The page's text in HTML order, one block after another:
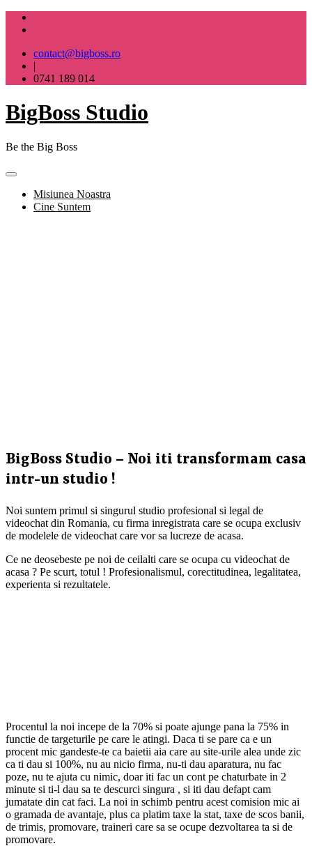
Skip
contact@bigboss.ro
|
0741 189 014
BigBoss Studio
Be the Big Boss
Misiunea Noastra
Cine Suntem
BigBoss Studio – Noi iti transformam casa
intr-un studio !
Noi suntem primul si singurul studio profesional si legal de
videochat din Romania, cu firma inregistrata care se ocupa exclusiv
de modelele de videochat care vor sa lucreze de acasa.
Ce ne deosebeste pe noi de ceilalti care se ocupa cu videochat de
acasa ? Pe scurt, totul ! Profesionalismul, corectitudinea, legalitatea,
experienta si rezultatele.
Procentul la noi incepe de la 70% si poate ajunge pana la 75% in
functie de targeturile pe care le atingi. Daca ti se pare ca e un
procent mic gandeste-te ca baietii aia care au site-urile alea unde zic
ca ti dau si 100%, nu au nicio firma, nu-ti dau aparatura, nu fac
poze, nu te ajuta cu nimic, doar iti fac un cont pe chaturbate in 2
minute si ti-l dau sa te descurci singura , si iti dau defapt cam
jumatate din cat faci. La noi in schimb pentru acest comision mic ai
o gramada de avantaje, plus ca platim taxe la stat, taxe de scos banii,
de trimis, promovare, traineri care sa se ocupe dezvoltarea ta si de
promovare.